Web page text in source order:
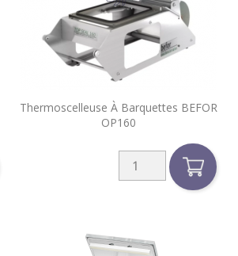
Thermoscelleuse À Barquettes BEFOR
OP160
Aperçu rapide